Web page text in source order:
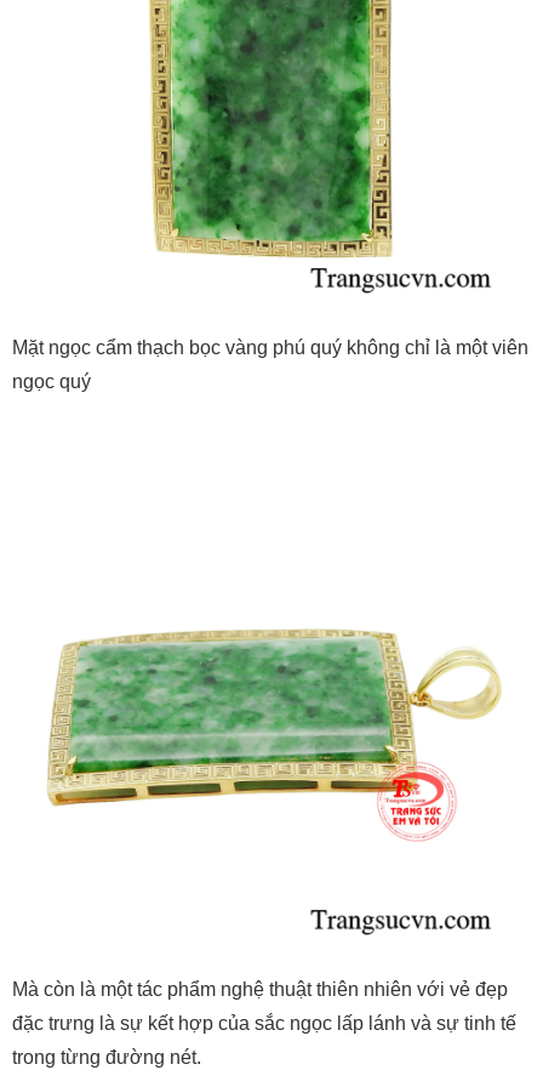
Mặt ngọc cẩm thạch bọc vàng phú quý không chỉ là một viên
ngọc quý
Mà còn là một tác phẩm nghệ thuật thiên nhiên với vẻ đẹp
đặc trưng là sự kết hợp của sắc ngọc lấp lánh và sự tinh tế
trong từng đường nét.